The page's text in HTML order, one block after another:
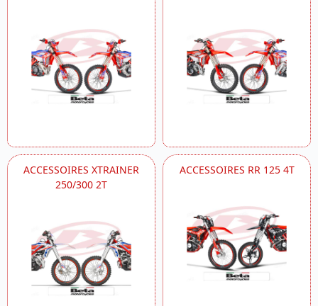
ACCESSOIRES XTRAINER
250/300 2T
ACCESSOIRES RR 125 4T